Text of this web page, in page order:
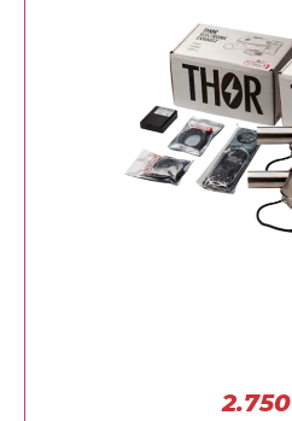
2.750